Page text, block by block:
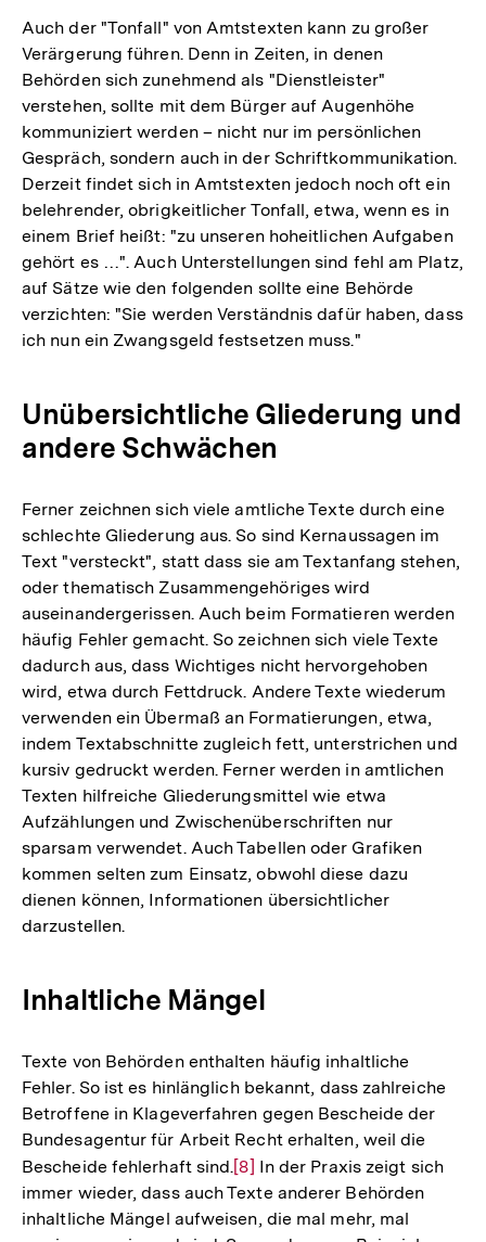
Auch der "Tonfall" von Amtstexten kann zu großer
Verärgerung führen. Denn in Zeiten, in denen
Behörden sich zunehmend als "Dienstleister"
verstehen, sollte mit dem Bürger auf Augenhöhe
kommuniziert werden – nicht nur im persönlichen
Gespräch, sondern auch in der Schriftkommunikation.
Derzeit findet sich in Amtstexten jedoch noch oft ein
belehrender, obrigkeitlicher Tonfall, etwa, wenn es in
einem Brief heißt: "zu unseren hoheitlichen Aufgaben
gehört es …". Auch Unterstellungen sind fehl am Platz,
auf Sätze wie den folgenden sollte eine Behörde
verzichten: "Sie werden Verständnis dafür haben, dass
ich nun ein Zwangsgeld festsetzen muss."
Unübersichtliche Gliederung und
andere Schwächen
Ferner zeichnen sich viele amtliche Texte durch eine
schlechte Gliederung aus. So sind Kernaussagen im
Text "versteckt", statt dass sie am Textanfang stehen,
oder thematisch Zusammengehöriges wird
auseinandergerissen. Auch beim Formatieren werden
häufig Fehler gemacht. So zeichnen sich viele Texte
dadurch aus, dass Wichtiges nicht hervorgehoben
wird, etwa durch Fettdruck. Andere Texte wiederum
verwenden ein Übermaß an Formatierungen, etwa,
indem Textabschnitte zugleich fett, unterstrichen und
kursiv gedruckt werden. Ferner werden in amtlichen
Texten hilfreiche Gliederungsmittel wie etwa
Aufzählungen und Zwischenüberschriften nur
sparsam verwendet. Auch Tabellen oder Grafiken
kommen selten zum Einsatz, obwohl diese dazu
dienen können, Informationen übersichtlicher
darzustellen.
Inhaltliche Mängel
Texte von Behörden enthalten häufig inhaltliche
Fehler. So ist es hinlänglich bekannt, dass zahlreiche
Betroffene in Klageverfahren gegen Bescheide der
Bundesagentur für Arbeit Recht erhalten, weil die
Bescheide fehlerhaft sind.Zur
Auflösung
der
[8] In der Praxis zeigt sich
immer wieder, dass auch Texte anderer Behörden
inhaltliche Mängel aufweisen, die mal mehr, mal